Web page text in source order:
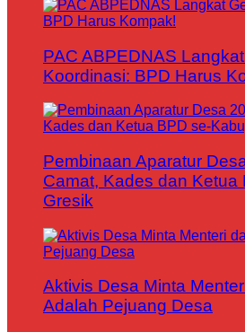
PAC ABPEDNAS
Koordinasi: BPD Harus
Pembinaan Aparatur
Camat, Kades dan Ketua
Gresik
Aktivis Desa Minta
Adalah Pejuang Desa